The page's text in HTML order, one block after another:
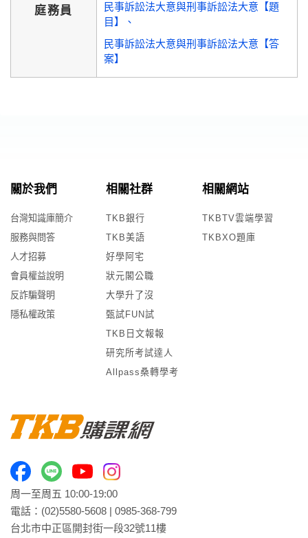
庭務員
民事訴訟法大意與刑事訴訟法大意【題
目】
民事訴訟法大意與刑事訴訟法大意【答
案】
周一至周五 10:00-19:00
電話： (02)5580-5608 | 0985-368-799
台北市中正區開封街一段32號11樓
關於我們
台灣知識庫簡介
服務與問答
人才招募
會員權益說明
反詐騙聲明
隱私權政策
相關社群
TKB銀行
TKB美語
好學阿宅
狀元閣公職
大學升了沒
甄試FUN試
TKB日文報報
研究所考試達人
Allpass桑轉學考
相關網站
TKBTV雲端學習
TKBXO題庫